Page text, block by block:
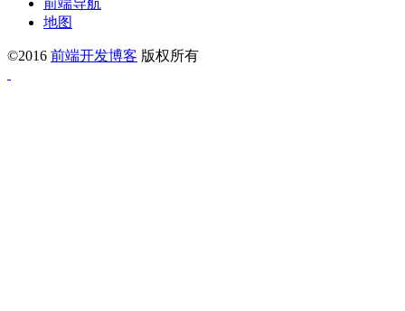
地图
©2016 前端开发博客 版权所有